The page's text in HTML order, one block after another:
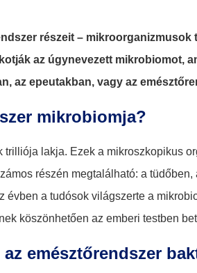
részeit – mikroorganizmusok
az úgynevezett mikrobiomot,
az epeutakban, vagy az
mikrobiomja?
trilliója lakja. Ezek a mikroszkopikus
részén megtalálható: a
évben a tudósok világszerte a
köszönhetően az emberi testben
emésztőrendszer